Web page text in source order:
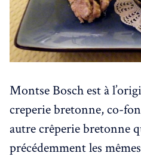
Montse Bosch est à
creperie bretonne, co-
autre crêperie bretonne
précédemment les